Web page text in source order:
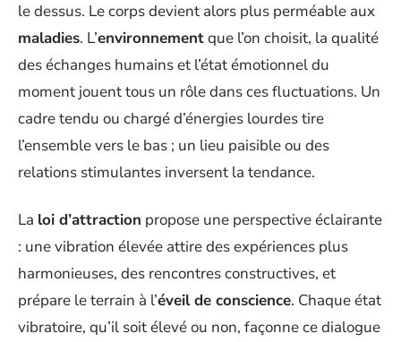
le dessus. Le corps devient alors plus perméable aux
maladies. L’environnementque l’on choisit, la qualité
des échanges humains et l’état émotionnel du
moment jouent tous un rôle dans ces fluctuations. Un
cadre tendu ou chargé d’énergies lourdes tire
l’ensemble vers le bas ; un lieu paisible ou des
relations stimulantes inversent la tendance.
La loi d’attraction propose une perspective éclairante
: une vibration élevée attire des expériences plus
harmonieuses, des rencontres constructives, et
prépare le terrain à l’éveil de conscience. Chaque état
vibratoire, qu’il soit élevé ou non, façonne ce dialogue